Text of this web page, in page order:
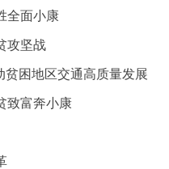
面小康
攻坚战
困地区交通高质量发展
富奔小康